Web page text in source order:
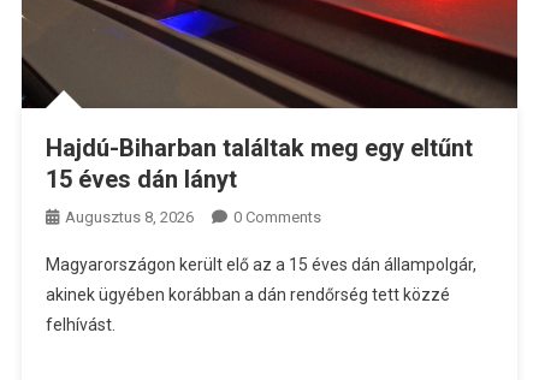
Hajdú-Biharban találtak meg egy eltűnt
15 éves dán lányt
Augusztus 8, 2026 0 Comments
Magyarországon került elő az a 15 éves dán állampolgár,
akinek ügyében korábban a dán rendőrség tett közzé
felhívást.